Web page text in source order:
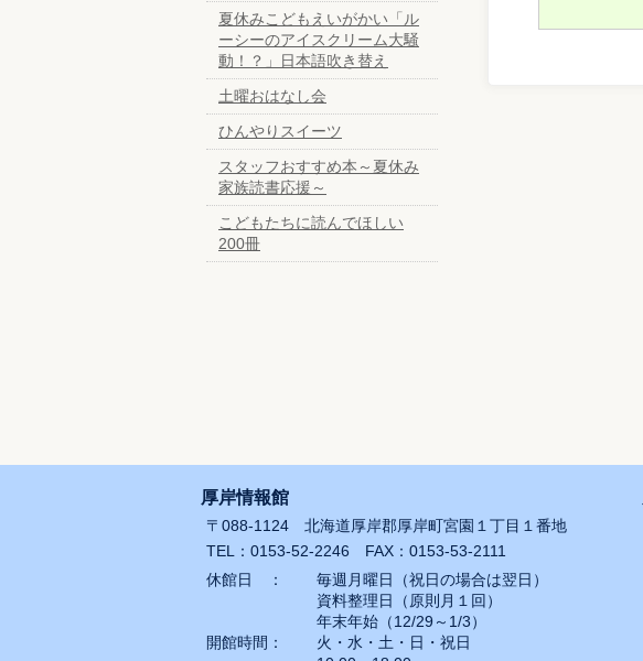
夏休みこどもえいがかい「ル
ーシーのアイスクリーム大騒
動！？」日本語吹き替え
土曜おはなし会
ひんやりスイーツ
スタッフおすすめ本～夏休み
家族読書応援～
こどもたちに読んでほしい
200冊
厚岸情報館
〒088-1124 北海道厚岸郡厚岸町宮園１丁目１番地
TEL：0153-52-2246 FAX：0153-53-2111
休館日 ：
毎週月曜日（祝日の場合は翌日）
資料整理日（原則月１回）
年末年始（12/29～1/3）
開館時間：
火・水・土・日・祝日